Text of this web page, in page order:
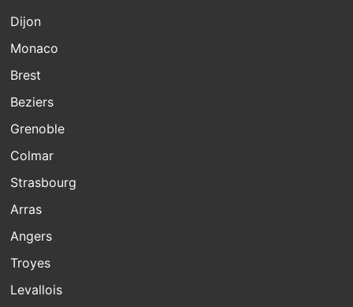
Dijon
Monaco
Brest
Beziers
Grenoble
Colmar
Strasbourg
Arras
Angers
Troyes
Levallois